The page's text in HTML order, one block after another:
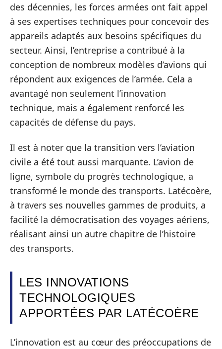
des décennies, les forces armées ont fait appel
à ses expertises techniques pour concevoir des
appareils adaptés aux besoins spécifiques du
secteur. Ainsi, l’entreprise a contribué à la
conception de nombreux modèles d’avions qui
répondent aux exigences de l’armée. Cela a
avantagé non seulement l’innovation
technique, mais a également renforcé les
capacités de défense du pays.
Il est à noter que la transition vers l’aviation
civile a été tout aussi marquante. L’avion de
ligne, symbole du progrès technologique, a
transformé le monde des transports. Latécoère,
à travers ses nouvelles gammes de produits, a
facilité la démocratisation des voyages aériens,
réalisant ainsi un autre chapitre de l’histoire
des transports.
LES INNOVATIONS
TECHNOLOGIQUES
APPORTÉES PAR LATÉCOÈRE
L’innovation est au cœur des préoccupations de